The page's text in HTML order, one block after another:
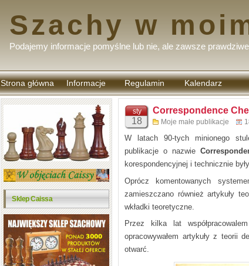
Szachy w
Podajemy informacje pomyślne lub nie, ale zawsze
Strona główna Informacje Regulamin
komentarzy
Kalendarz
Sklep Caissa
sty
18
Correspondence
Moje małe publikacje
W latach 90-tych minionego
publikacje o nazwie
korespondencyjnej i technicznie
Oprócz komentowanych
zamieszczano również artykuły
wkładki teoretyczne.
Przez kilka lat
opracowywałem artykuły z teorii
otwarć.